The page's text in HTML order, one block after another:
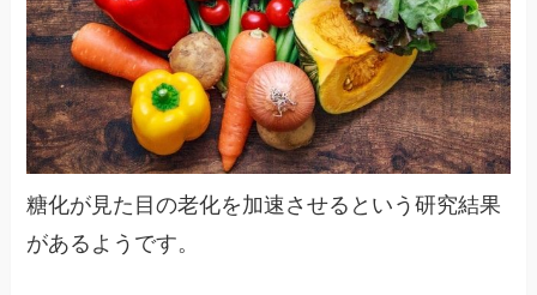
糖化が見た目の老化を加速させるという研究結果
があるようです。